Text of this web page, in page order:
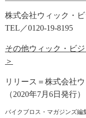
株式会社ウィック・
TEL／0120-19-8195
その他ウィック・ビ
＞
リリース＝株式会社
（2020年7月6日発行）
バイクブロス・マガジンズ編